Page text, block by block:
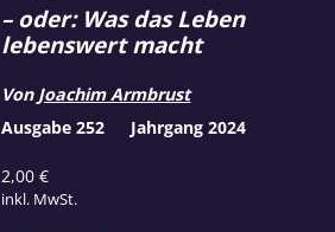
2,00€
inkl. MwSt.
– oder: Was das Leben
lebenswert macht
Von Joachim Armbrust
Ausgabe 252 Jahrgang 2024